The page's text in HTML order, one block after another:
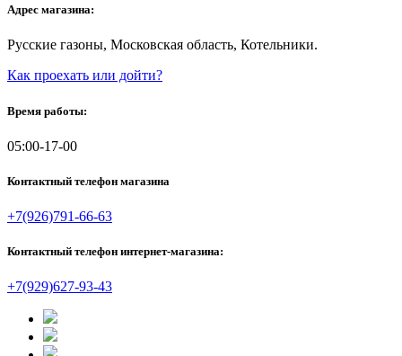
Адрес магазина:
Русские газоны, Московская область, Котельники.
Как проехать или дойти?
Время работы:
05:00-17-00
Контактный телефон магазина
+7(926)791-66-63
Контактный телефон интернет-магазина:
+7(929)627-93-43